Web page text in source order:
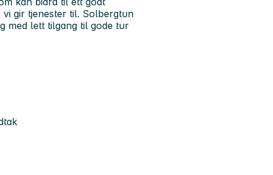
gir tjenester til. Solbergtun
med lett tilgang til gode tur